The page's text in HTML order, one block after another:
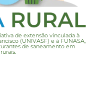
de extensão vinculada à
(UNIVASF) e à FUNASA,
de saneamento em